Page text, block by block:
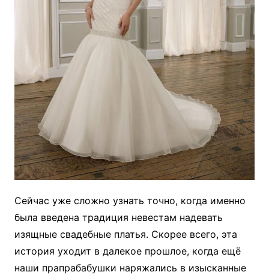
Сейчас уже сложно узнать точно, когда именно
была введена традиция невестам надевать
изящные свадебные платья. Скорее всего, эта
история уходит в далекое прошлое, когда ещё
наши прапрабабушки наряжались в изысканные